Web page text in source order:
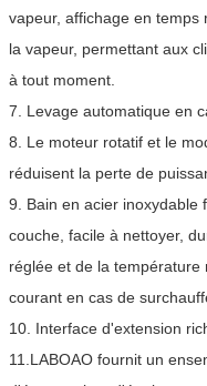
vapeur, affichage en
la vapeur, permettant aux
à tout moment.
7. Levage automatique en
8. Le moteur rotatif et le
réduisent la perte de
9. Bain en acier inoxydable
couche, facile à nettoyer,
réglée et de la
courant en cas de
10. Interface d'extension
11.LABOAO fournit un